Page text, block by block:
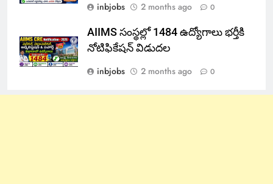
inbjobs
2 months ago 0
AIIMS సంస్థల్లో 1484 ఉద్యోగాలు భర్తీకి
నోటిఫికేషన్ విడుదల
inbjobs
2 months ago 0